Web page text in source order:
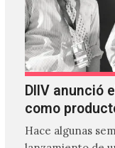
DIIV anunció
como
Hace algunas